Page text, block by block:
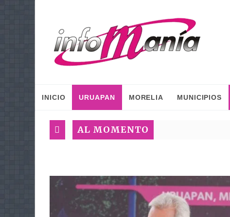
INICIO URUAPAN MORELIA MUNICIPIOS
AL MOMENTO